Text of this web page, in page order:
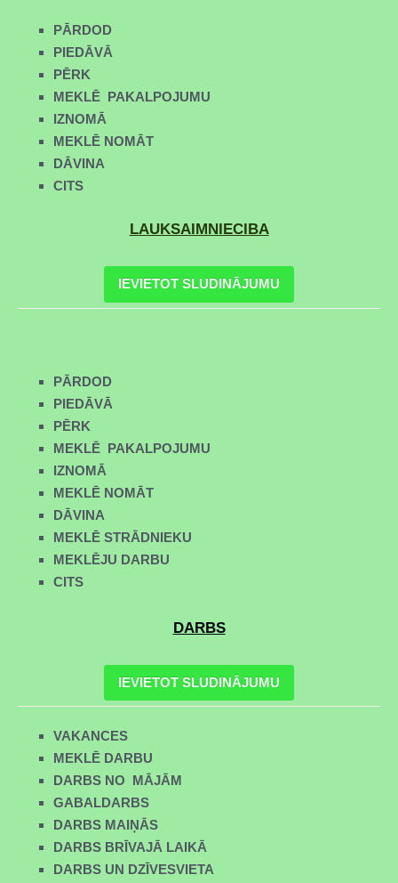
PĀRDOD
PIEDĀVĀ
PĒRK
MEKLĒ PAKALPOJUMU
IZNOMĀ
MEKLĒ NOMĀT
DĀVINA
CITS
LAUKSAIMNIECIBA
IEVIETOT SLUDINĀJUMU
PĀRDOD
PIEDĀVĀ
PĒRK
MEKLĒ PAKALPOJUMU
IZNOMĀ
MEKLĒ NOMĀT
DĀVINA
MEKLĒ STRĀDNIEKU
MEKLĒJU DARBU
CITS
DARBS
IEVIETOT SLUDINĀJUMU
VAKANCES
MEKLĒ DARBU
DARBS NO MĀJĀM
GABALDARBS
DARBS MAIŅĀS
DARBS BRĪVAJĀ LAIKĀ
DARBS UN DZĪVESVIETA